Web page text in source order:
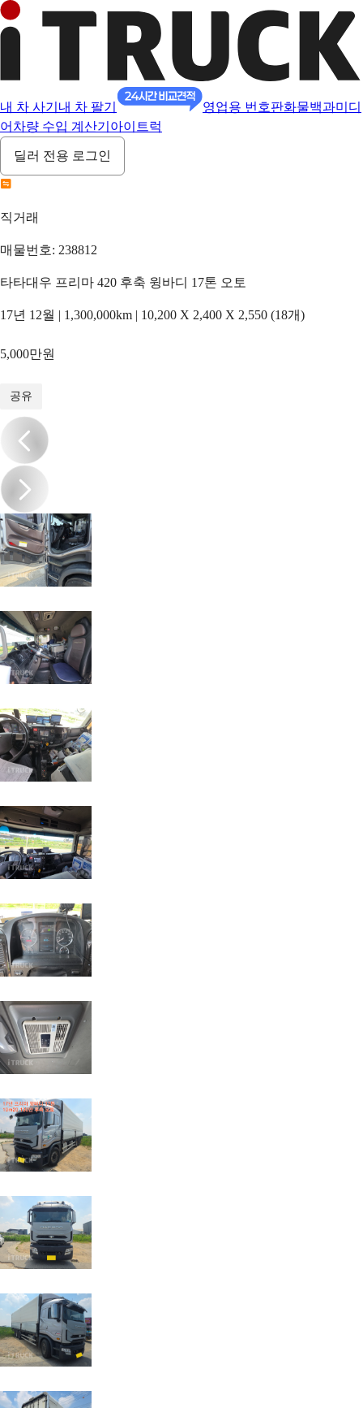
내 차 사기 내 차 팔기 영업용 번호판화물백과미디
어 차량 수입 계산기 아이트럭
딜러 전용 로그인
직거래
매물번호: 238812
타타대우 프리마 420 후축 윙바디 17톤 오토
17년 12월 | 1,300,000km | 10,200 X 2,400 X 2,550 (18개)
5,000만원
공유
/20